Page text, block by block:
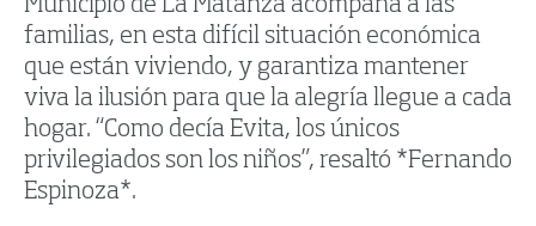
Municipio de La Matanza acompaña a las
familias, en esta difícil situación económica
que están viviendo, y garantiza mantener
viva la ilusión para que la alegría llegue a cada
hogar. “Como decía Evita, los únicos
privilegiados son los niños”, resaltó *Fernando
Espinoza*.